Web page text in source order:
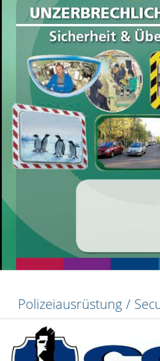
Polizeiausrüstung /